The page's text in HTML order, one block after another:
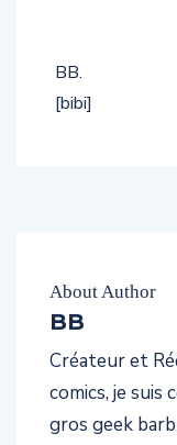
BB.
[bibi]
About Author
BB
Créateur et
comics, je suis
gros geek